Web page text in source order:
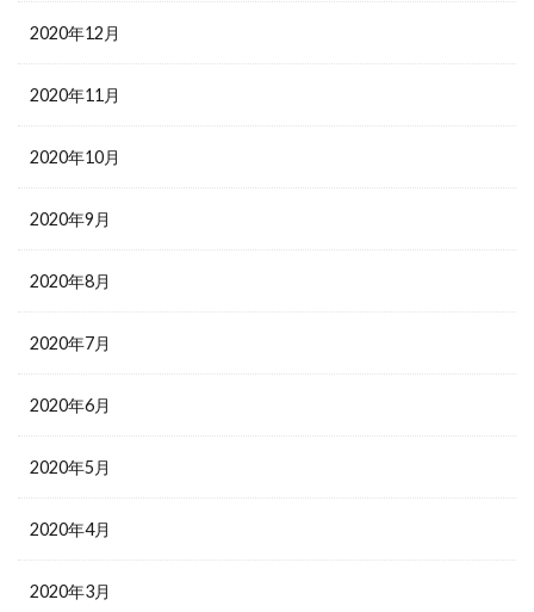
2020年12月
2020年11月
2020年10月
2020年9月
2020年8月
2020年7月
2020年6月
2020年5月
2020年4月
2020年3月